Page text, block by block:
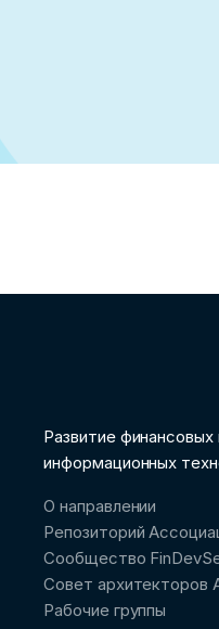
Развитие финансовых
информационных
О направлении
Репозиторий
Сообщество
Совет архитекторов
Рабочие группы